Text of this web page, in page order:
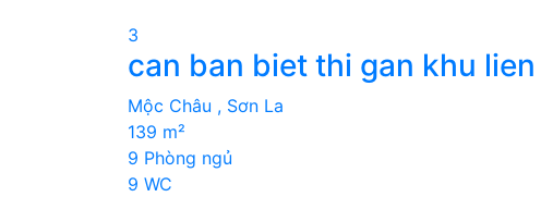
3
can ban biet thi gan khu
Mộc Châu , Sơn La
139 m²
9 Phòng ngủ
9 WC